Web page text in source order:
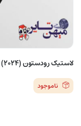
لاستیک رودستون (2024) 195/60/15 مدل N5000 PLUS – یک حلقه
ناموجود